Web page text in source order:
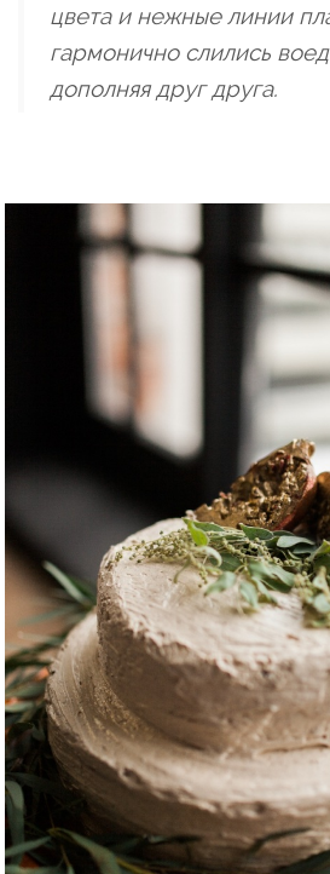
цвета и нежные линии
гармонично слились
дополняя друг друга.